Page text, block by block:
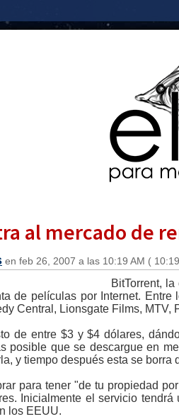
al mercado de
en feb 26, 2007 a las 10:19 AM (
BitTorrent,
de películas por Internet.
Central, Lionsgate Films, MTV,
de entre $3 y $4 dólares,
posible que se descargue en
y tiempo después esta se borra
para tener "de tu propiedad
Inicialmente el servicio
los EEUU.